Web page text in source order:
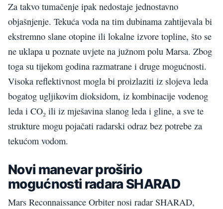
Za takvo tumačenje ipak nedostaje jednostavno
objašnjenje. Tekuća voda na tim dubinama zahtijevala bi
ekstremno slane otopine ili lokalne izvore topline, što se
ne uklapa u poznate uvjete na južnom polu Marsa. Zbog
toga su tijekom godina razmatrane i druge mogućnosti.
Visoka reflektivnost mogla bi proizlaziti iz slojeva leda
bogatog ugljikovim dioksidom, iz kombinacije vodenog
leda i CO₂ ili iz mješavina slanog leda i gline, a sve te
strukture mogu pojačati radarski odraz bez potrebe za
tekućom vodom.
Novi manevar proširio
mogućnosti radara SHARAD
Mars Reconnaissance Orbiter nosi radar SHARAD,